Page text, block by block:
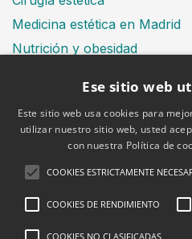
Medicina estética en Madrid
Nutrición y obesidad
Financiación
Política de cookies
Ese sitio web
Este sitio web usa cookies para
utilizar nuestro sitio web, usted
con nuestra Política de
COOKIES ESTRICTAMENTE
COOKIES DE RENDIMIENTO
COOKIES NO CLASIFICADAS